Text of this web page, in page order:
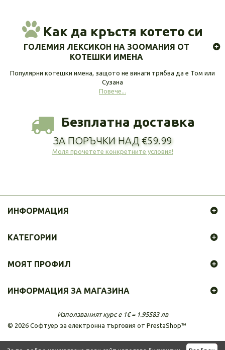
Как да кръстя котето си
ГОЛЕМИЯ ЛЕКСИКОН НА ЗООМАНИЯ ОТ
КОТЕШКИ ИМЕНА
Популярни котешки имена, защото не винаги трябва да е Том или
Сузана
Повече...
Безплатна доставка
ЗА ПОРЪЧКИ НАД €59.99
Моля прочетете конкретните условия!
ИНФОРМАЦИЯ
© 2026 Софтуер за електронна търговия от PrestaShop™
КАТЕГОРИИ
МОЯТ ПРОФИЛ
ИНФОРМАЦИЯ ЗА МАГАЗИНА
Използваният курс е 1€ = 1.95583 лв